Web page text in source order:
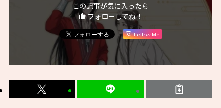
この記事が気に入ったら
フォローしてね！
Follow Me